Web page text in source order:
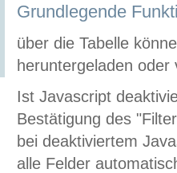
Grundlegende
über die Tabelle
heruntergeladen oder
Ist Javascript
Bestätigung des
bei deaktiviertem
alle Felder